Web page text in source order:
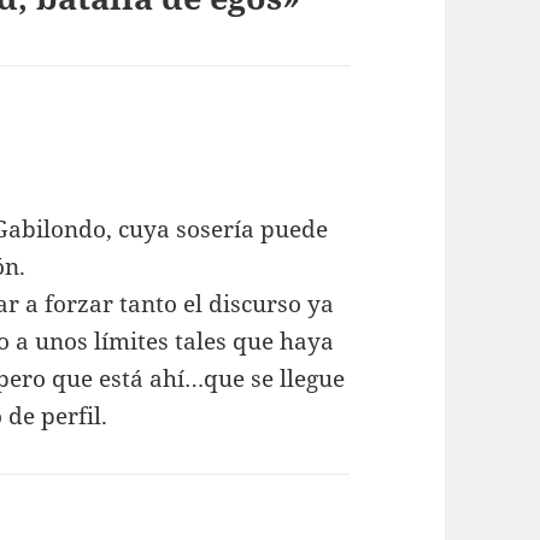
cuya sosería puede
a forzar tanto el discurso ya
unos límites tales que haya
que está ahí…que se llegue
de perfil.